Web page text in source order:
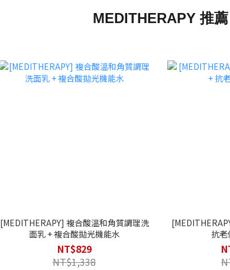
MEDITHERAPY 推薦
[MEDITHERAPY] 複合酸溫和角質調理洗
面乳 + 複合酸拋光機能水
NT$829
NT$1,338
抗